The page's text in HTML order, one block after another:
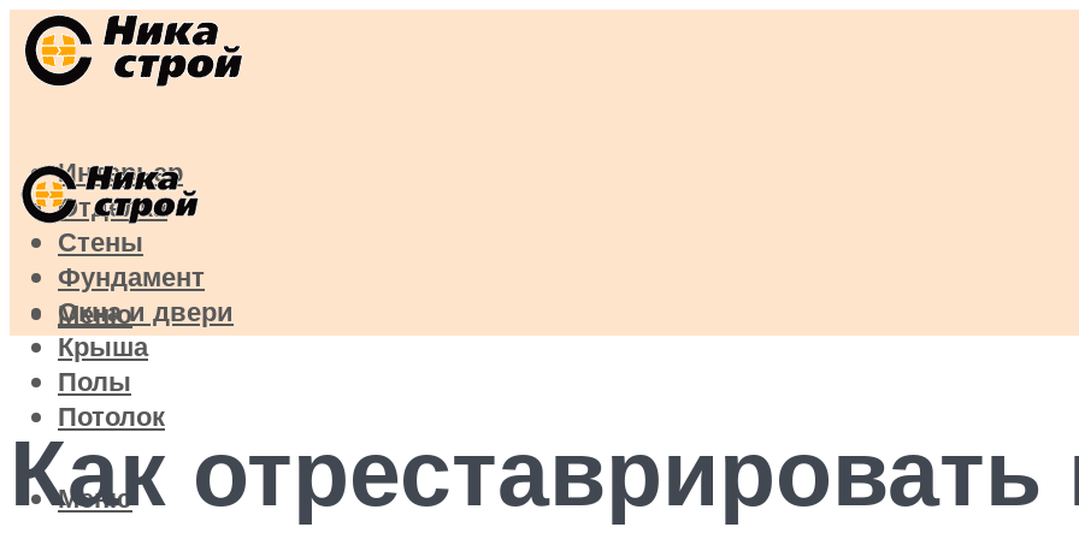
Интерьер
Отделка
Стены
Фундамент
Окна и двери
Крыша
Полы
Потолок
Меню
Меню
Как отреставрировать